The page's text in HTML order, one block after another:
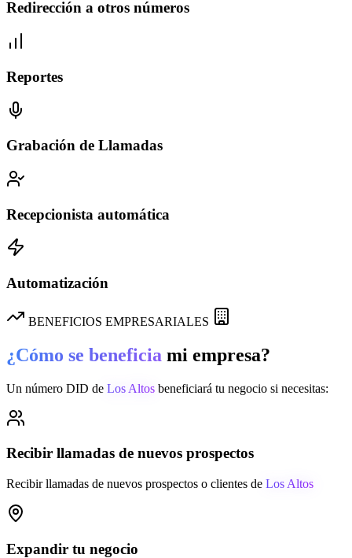
Redirección a otros números
Reportes
Grabación de Llamadas
Recepcionista automática
Automatización
BENEFICIOS EMPRESARIALES
¿Cómo se beneficia mi empresa?
Un número DID de Los Altos beneficiará tu negocio si necesitas:
Recibir llamadas de nuevos prospectos
Recibir llamadas de nuevos prospectos o clientes de Los Altos
Expandir tu negocio